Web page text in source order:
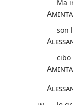
Ma
Aminta
son
cibo
Aminta